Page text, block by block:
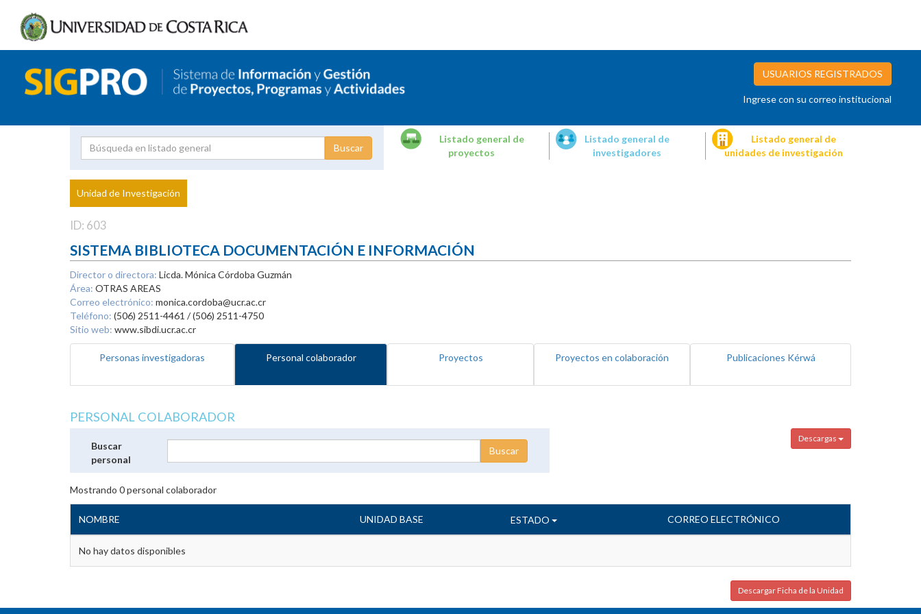
USUARIOS REGISTRADOS
Ingrese con su correo institucional
Proyecto
Investigador
Listado general de
proyectos
Listado general de
investigadores
Listado general de
unidades de investigación
Unidad de Investigación
ID: 603
SISTEMA BIBLIOTECA DOCUMENTACIÓN E INFORMACIÓN
Director o directora: Licda. Mónica Córdoba Guzmán
Área: OTRAS AREAS
Correo electrónico: monica.cordoba@ucr.ac.cr
Teléfono: (506) 2511-4461 / (506) 2511-4750
Sitio web: www.sibdi.ucr.ac.cr
Personas investigadoras Personal colaborador Proyectos Proyectos en colaboración Publicaciones Kérwá
PERSONAL COLABORADOR
Descargas
Buscar
personal
Mostrando 0personal colaborador
NOMBRE UNIDAD BASE ESTADO CORREO ELECTRÓNICO
No hay datos disponibles
Descargar Ficha de la Unidad